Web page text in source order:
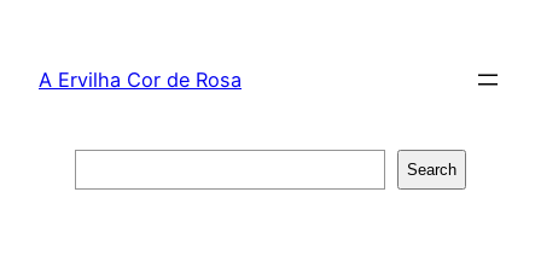
content
A Ervilha Cor de Rosa
Search